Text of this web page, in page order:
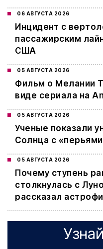
06 АВГУСТА 2026
Инцидент с
пассажирским
США
05 АВГУСТА 2026
Фильм о Мелании
виде сериала на
05 АВГУСТА 2026
Ученые показали
Солнца с
05 АВГУСТА 2026
Почему ступень
столкнулась с
рассказал